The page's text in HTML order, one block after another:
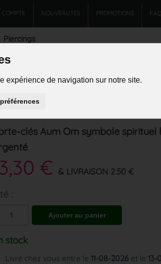
expérience de navigation sur notre site.
COMPTE NOUVEAUTÉS PROMOTIONS FAQ
Piercings
clés Aum Om symbole spirituel
€ & LIVRAISON 2.50 €
:
stock
Livré chez vous entre le11-08-2026 et le13-